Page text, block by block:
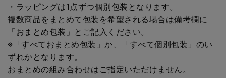
・ラッピングは1点ずつ個別包装となります。
複数商品をまとめて包装を希望される場合は備考欄に
「おまとめ包装」とご記入ください。
※「すべておまとめ包装」か、「すべて個別包装」のい
ずれかとなります。
おまとめの組み合わせはご指定いただけません。